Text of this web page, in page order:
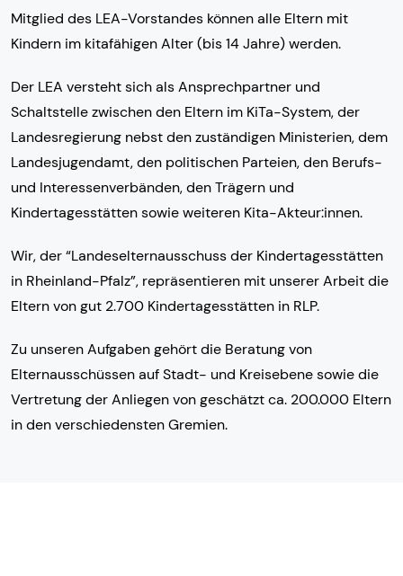
Mitglied des LEA-Vorstandes können alle Eltern mit
Kindern im kitafähigen Alter (bis 14 Jahre) werden.
Der LEA versteht sich als Ansprechpartner und
Schaltstelle zwischen den Eltern im KiTa-System, der
Landesregierung nebst den zuständigen Ministerien, dem
Landesjugendamt, den politischen Parteien, den Berufs-
und Interessenverbänden, den Trägern und
Kindertagesstätten sowie weiteren Kita-Akteur:innen.
Wir, der “Landeselternausschuss der Kindertagesstätten
in Rheinland-Pfalz”, repräsentieren mit unserer Arbeit die
Eltern von gut 2.700 Kindertagesstätten in RLP.
Zu unseren Aufgaben gehört die Beratung von
Elternausschüssen auf Stadt- und Kreisebene sowie die
Vertretung der Anliegen von geschätzt ca. 200.000 Eltern
in den verschiedensten Gremien.